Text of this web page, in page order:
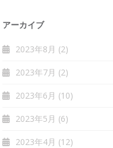
アーカイブ
2023年8月 (2)
2023年7月 (2)
2023年6月 (10)
2023年5月 (6)
2023年4月 (12)